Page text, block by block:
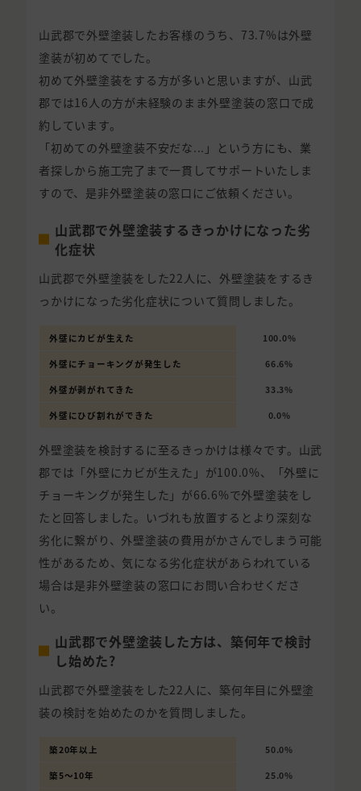
山武郡で外壁塗装したお客様のうち、73.7%は外壁
塗装が初めてでした。
初めて外壁塗装をする方が多いと思いますが、山武
郡では16人の方が未経験のまま外壁塗装の窓口で成
約しています。
「初めての外壁塗装不安だな...」という方にも、業
者探しから施工完了まで一貫してサポートいたしま
すので、是非外壁塗装の窓口にご依頼ください。
山武郡で外壁塗装するきっかけになった劣
化症状
山武郡で外壁塗装をした22人に、外壁塗装をするき
っかけになった劣化症状について質問しました。
外壁にカビが生えた 100.0%
外壁にチョーキングが発生した 66.6%
外壁が剥がれてきた 33.3%
外壁にひび割れができた 0.0%
外壁塗装を検討するに至るきっかけは様々です。山武
郡では「外壁にカビが生えた」が100.0%、「外壁に
チョーキングが発生した」が66.6%で外壁塗装をし
たと回答しました。いづれも放置するとより深刻な
劣化に繋がり、外壁塗装の費用がかさんでしまう可能
性があるため、気になる劣化症状があらわれている
場合は是非外壁塗装の窓口にお問い合わせくださ
い。
山武郡で外壁塗装した方は、築何年で検討
し始めた?
山武郡で外壁塗装をした22人に、築何年目に外壁塗
装の検討を始めたのかを質問しました。
築20年以上 50.0%
築5〜10年 25.0%